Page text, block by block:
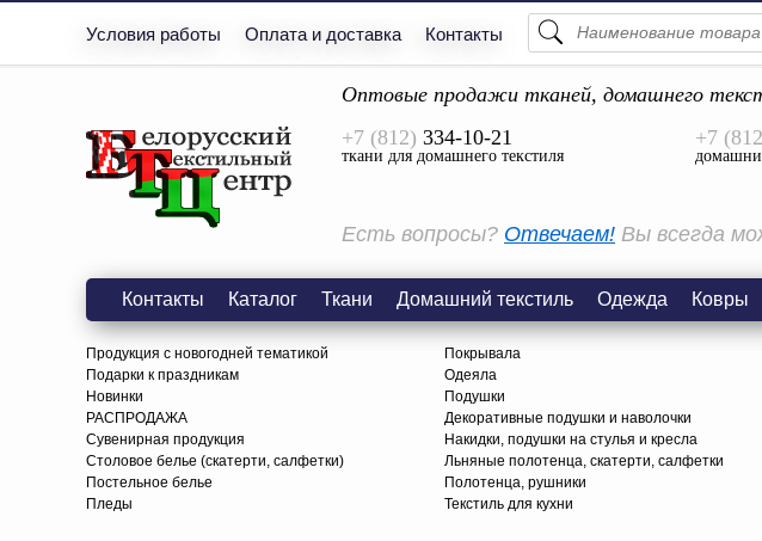
Условия работы Оплата и доставка Контакты
Оптовые продажи тканей, домашнего
+7 (812) 334-10-21
ткани для домашнего текстиля
+7
Есть вопросы? Отвечаем! Вы всегда
Контакты Каталог Ткани Домашний текстиль Одежда Ковры
Продукция с новогодней тематикой
Подарки к праздникам
Новинки
РАСПРОДАЖА
Сувенирная продукция
Столовое белье (скатерти, салфетки)
Постельное белье
Пледы
Покрывала
Одеяла
Подушки
Декоративные подушки и наволочки
Накидки, подушки на стулья и кресла
Льняные полотенца, скатерти, салфетки
Полотенца, рушники
Текстиль для кухни